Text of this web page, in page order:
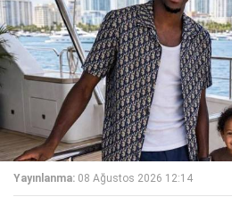
Yayınlanma: 08 Ağustos 2026 12:14